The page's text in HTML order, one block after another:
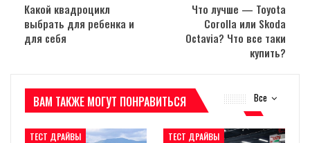
Какой квадроцикл
выбрать для ребенка и
для себя
Что лучше — Toyota
Corolla или Skoda
Octavia? Что все таки
купить?
Все
ВАМ ТАКЖЕ МОГУТ ПОНРАВИТЬСЯ
ТЕСТ ДРАЙВЫ ТЕСТ ДРАЙВЫ